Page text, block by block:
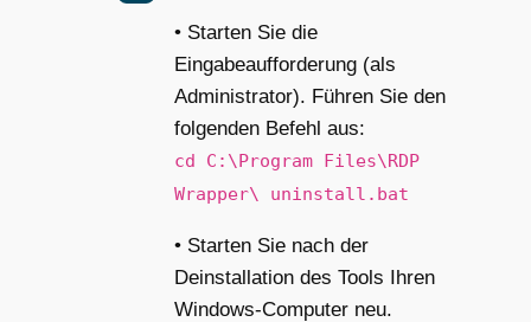
• Starten Sie die
Eingabeaufforderung (als
Administrator). Führen Sie den
folgenden Befehl aus:
cd C:\Program Files\RDP
Wrapper\ uninstall.bat
• Starten Sie nach der
Deinstallation des Tools Ihren
Windows-Computer neu.